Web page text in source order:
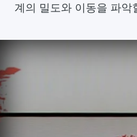
계의 밀도와 이동을 파악